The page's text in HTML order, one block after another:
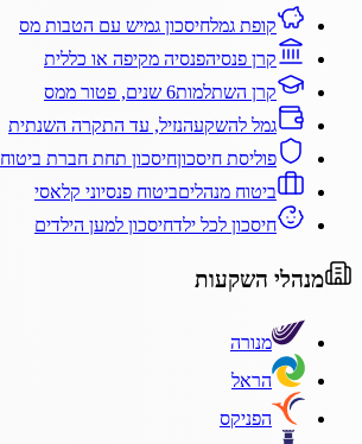
קופת גמלחיסכון גמיש עם הטבות מס
קרן פנסיהפנסיה מקיפה או כללית
קרן השתלמות6 שנים, פטור ממס
גמל להשקעהנזיל, עד התקרה השנתית
פוליסת חיסכוןחיסכון תחת חברת ביטוח
ביטוח מנהליםביטוח פנסיוני קלאסי
חיסכון לכל ילדחיסכון למען הילדים
מנהלי השקעות
מנורה
הראל
הפניקס